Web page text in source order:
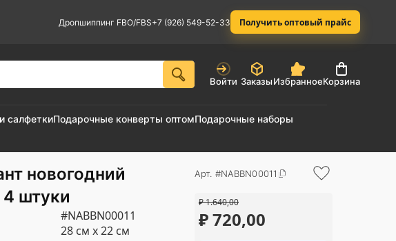
Дропшиппинг FBO/FBS+7 (926) 549-52-33 Получить оптовый прайс
Войти ЗаказыИзбранноеКорзина
салфеткиПодарочные конверты оптомПодарочные наборы
новогодний
штуки
#NABBN00011
28 см х 22 см
Арт. #NABBN00011
₽1.640,00
₽720,00